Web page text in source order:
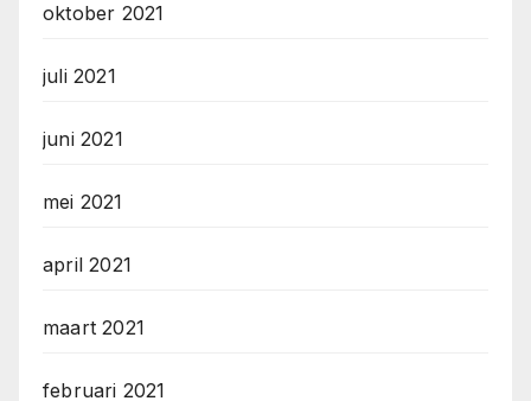
oktober 2021
juli 2021
juni 2021
mei 2021
april 2021
maart 2021
februari 2021